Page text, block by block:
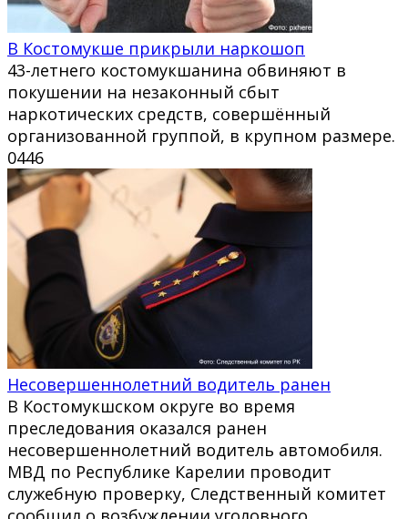
В Костомукше прикрыли наркошоп
43-летнего костомукшанина обвиняют в
покушении на незаконный сбыт
наркотических средств, совершённый
организованной группой, в крупном размере.
0446
Несовершеннолетний водитель ранен
В Костомукшском округе во время
преследования оказался ранен
несовершеннолетний водитель автомобиля.
МВД по Республике Карелии проводит
служебную проверку, Следственный комитет